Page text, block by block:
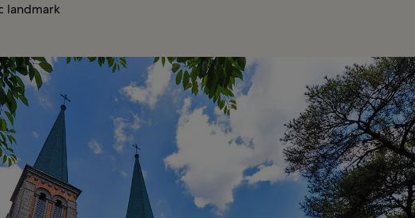
landmark